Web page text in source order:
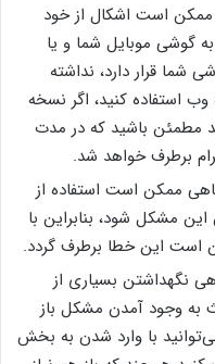
است اشکال از خود
به گوشی موبایل شما و یا
شما قرار دارد، نداشته
استفاده کنید، اگر نسخه
باشید که در مدت
برطرف خواهد شد.
ممکن است استفاده از
مشکل شود، بنابراین با
است این خطا برطرف گردد.
نگهداشتن بسیاری از
وجود آمدن مشکل باز
با وارد شدن به بخش